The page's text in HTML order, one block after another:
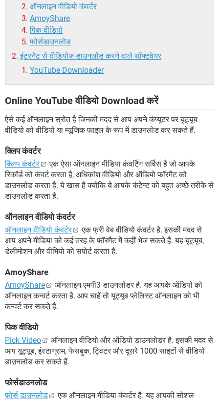
ऑनलाइन वीडियो कंवर्टर
AmoyShare
पिक वीडियो
फोर्सडाउनलोड
इंटरनेट से वीडियोज डाउनलोड करने वाले सॉफ्टवेयर
YouTube Downloader
Online YouTube वीडियो Download करें
ऐसे कई ऑनलाइन स्रोत हैं जिनकी मदद से आप अपने कंप्यूटर पर यूट्यूब
वीडियो को वीडियो या म्यूजिक फाइल के रूप में डाउनलोड कर सकते हैं.
क्लिप कंवर्टर
क्लिप कंवर्टर
एक ऐसा ऑनलाइन मीडिया कंवर्टिंग सर्विस है जो आपके
रिकॉर्ड को कंवर्ट करता है, अधिकांश वीडियो और ऑडियो फॉरमैट को
डाउनलोड करता है. ये खास है क्योंकि ये आपके कंटेन्ट को बहुत अच्छे तरीके से
डाउनलोड करता है.
ऑनलाइन वीडियो कंवर्टर
ऑनलाइन वीडियो कंवर्टर
एक फ्री वेब वीडियो कंवर्टर है. इसकी मदद से
आप अपने मीडिया को कई तरह के फॉरमैट में कहीं भेज सकते हैं. यह यूट्यूब,
डेलीमोशन और वीमियो को सपोर्ट करता है.
AmoyShare
AmoyShare
ऑनलाइन एमपी3 डाउनलोडर है. यह आपके ऑडियो को
ऑनलाइन कन्वर्ट करता है. आप चाहें तो यूट्यूब प्लेलिस्ट ऑनलाइन को भी
कन्वर्ट कर सकते हैं.
पिक वीडियो
Pick Video
ऑनलाइन वीडियो और ऑडियो डाउनलोडर है. इसकी मदद से
आप यूट्यूब, इंस्टाग्राम, फेसबुक, ट्विटर और दूसरे 1000 साइटों से वीडियो
डाउनलोड कर सकते हैं.
फोर्सडाउनलोड
फोर्स डाउनलोड
एक ऑनलाइन मीडिया कंवर्टर है. यह आपकी सोशल